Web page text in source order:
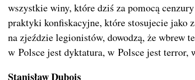
wszystkie winy, które dziś za pomocą
praktyki konfiskacyjne, które stosujecie jako
na zjeździe legionistów, dowodzą, że wbrew
w Polsce jest dyktatura, w Polsce jest terror,
Stanisław Dubois